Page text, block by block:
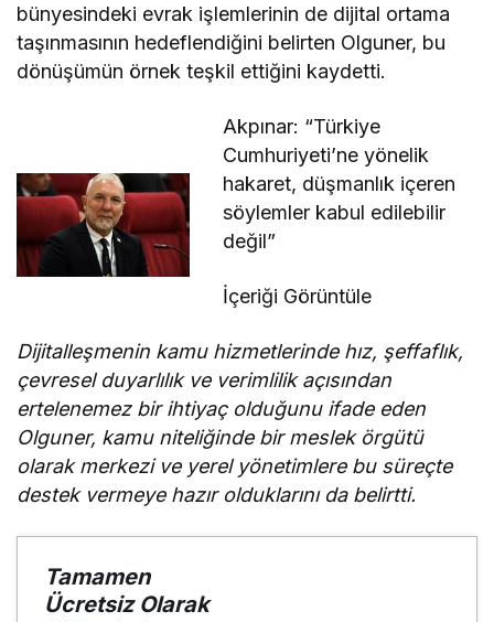
bünyesindeki evrak işlemlerinin de dijital ortama
taşınmasının hedeflendiğini belirten Olguner, bu
dönüşümün örnek teşkil ettiğini kaydetti.
Akpınar: “Türkiye
Cumhuriyeti’ne yönelik
hakaret, düşmanlık içeren
söylemler kabul edilebilir
değil”
İçeriği Görüntüle
Dijitalleşmenin kamu hizmetlerinde hız, şeffaflık,
çevresel duyarlılık ve verimlilik açısından
ertelenemez bir ihtiyaç olduğunu ifade eden
Olguner, kamu niteliğinde bir meslek örgütü
olarak merkezi ve yerel yönetimlere bu süreçte
destek vermeye hazır olduklarını da belirtti.
Tamamen
Ücretsiz Olarak